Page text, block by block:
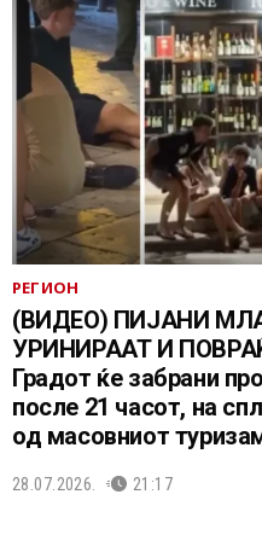
РЕГИОН
(ВИДЕО) ПИЈАНИ
УРИНИРААТ И
Градот ќе забрани
после 21 часот, на
од масовниот
28.07.2026. 21:17